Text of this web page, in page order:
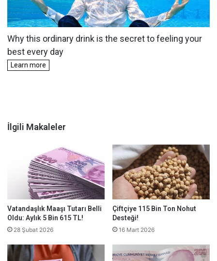
İlgili Makaleler
Vatandaşlık Maaşı Tutarı Belli
Oldu: Aylık 5 Bin 615 TL!
28 Şubat 2026
Çiftçiye 115 Bin Ton Nohut
Desteği!
16 Mart 2026